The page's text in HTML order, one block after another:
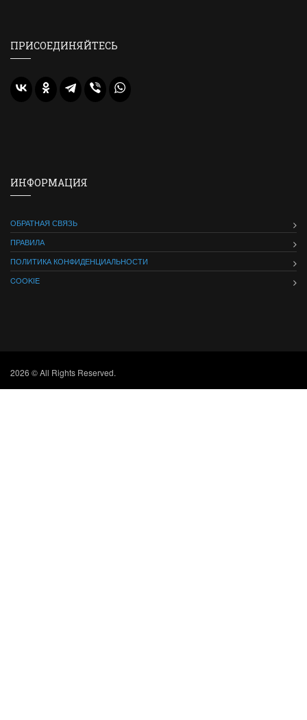
ПРИСОЕДИНЯЙТЕСЬ
ИНФОРМАЦИЯ
ОБРАТНАЯ СВЯЗЬ
ПРАВИЛА
ПОЛИТИКА КОНФИДЕНЦИАЛЬНОСТИ
COOKIE
2026 © All Rights Reserved.